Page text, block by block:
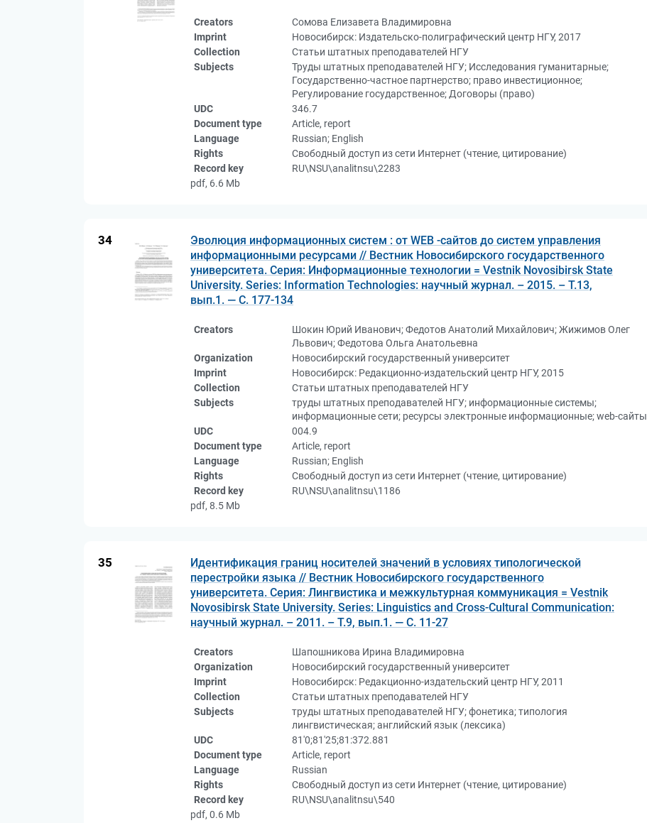
Creators
Сомова Елизавета Владимировна
Imprint
Новосибирск: Издательско-полиграфический центр НГУ, 2017
Collection
Статьи штатных преподавателей НГУ
Subjects
Труды штатных преподавателей НГУ; Исследования гуманитарные;
Государственно-частное партнерство; право инвестиционное;
Регулирование государственное; Договоры (право)
UDC
346.7
Document type
Article, report
Language
Russian; English
Rights
Свободный доступ из сети Интернет (чтение, цитирование)
Record key
RU\NSU\analitnsu\2283
pdf, 6.6 Mb
34
Эволюция информационных систем : от WEB -сайтов до систем управления
информационными ресурсами // Вестник Новосибирского государственного
университета. Серия: Информационные технологии = Vestnik Novosibirsk State
University. Series: Information Technologies: научный журнал. – 2015. – Т.13,
вып.1. — С. 177-134
Creators
Шокин Юрий Иванович; Федотов Анатолий Михайлович; Жижимов Олег
Львович; Федотова Ольга Анатольевна
Organization
Новосибирский государственный университет
Imprint
Новосибирск: Редакционно-издательский центр НГУ, 2015
Collection
Статьи штатных преподавателей НГУ
Subjects
труды штатных преподавателей НГУ; информационные системы;
информационные сети; ресурсы электронные информационные; web-сайты
UDC
004.9
Document type
Article, report
Language
Russian; English
Rights
Свободный доступ из сети Интернет (чтение, цитирование)
Record key
RU\NSU\analitnsu\1186
pdf, 8.5 Mb
35
Идентификация границ носителей значений в условиях типологической
перестройки языка // Вестник Новосибирского государственного
университета. Серия: Лингвистика и межкультурная коммуникация = Vestnik
Novosibirsk State University. Series: Linguistics and Cross-Cultural Communication:
научный журнал. – 2011. – Т.9, вып.1. — С. 11-27
Creators
Шапошникова Ирина Владимировна
Organization
Новосибирский государственный университет
Imprint
Новосибирск: Редакционно-издательский центр НГУ, 2011
Collection
Статьи штатных преподавателей НГУ
Subjects
труды штатных преподавателей НГУ; фонетика; типология
лингвистическая; английский язык (лексика)
UDC
81'0;81'25;81:372.881
Document type
Article, report
Language
Russian
Rights
Свободный доступ из сети Интернет (чтение, цитирование)
Record key
RU\NSU\analitnsu\540
pdf, 0.6 Mb